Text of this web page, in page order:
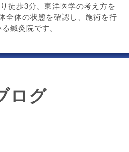
徒歩3分。東洋医学の考え方を
全体の状態を確認し、施術を行
鍼灸院です。
ログ